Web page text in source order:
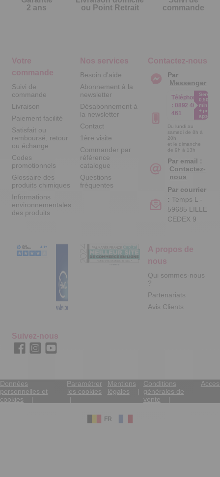
2 ans
ou Point Retrait
commande
Votre
commande
Suivi de
commande
Livraison
Paiement facilité
Satisfait ou
remboursé, retour
ou échange
Codes
promotionnels
Glossaire des
produits chimiques
Informations
environnementales
des produits
Nos services
Besoin d'aide
Abonnement à la
newsletter
Désabonnement à
la newsletter
Contact
1ère visite
Commander par
référence
catalogue
Questions
fréquentes
A propos de
nous
Qui sommes-nous
?
Partenariats
Avis Clients
Contactez-nous
Par
Messenger
Téléphone
: 0892 461
461
Service
0.50€ /
min
+ prix
appel
Du lundi au
samedi de 8h à
20h
et le dimanche
de 9h à 13h
Par email :
Contactez-
nous
Par courrier
: Temps L -
59685 LILLE
CEDEX 9
Suivez-nous
Données
personnelles et
cookies
Paramétrer
les cookies
Mentions
légales
Conditions
générales de
vente
FR